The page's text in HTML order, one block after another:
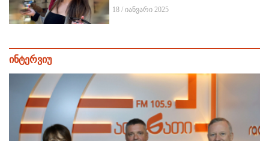
18 / იანვარი 2025
ინტერვიუ